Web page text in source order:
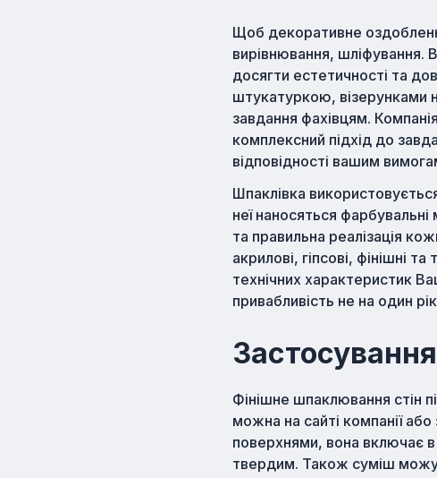
Щоб декоративне
вирівнювання, шліфування.
досягти естетичності та
штукатуркою, візерунками
завдання фахівцям.
комплексний підхід до
відповідності вашим
Шпаклівка
неї наносяться
та правильна реалізація
акрилові, гіпсові, фінішні
технічних характеристик
привабливість не на один
Фінішне шпаклювання стін
можна на сайті компанії
поверхнями, вона включає
твердим. Також суміш